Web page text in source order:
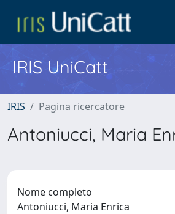
IRIS UniCatt
IRIS Pagina ricercatore
Antoniucci, Maria
Nome completo
Antoniucci, Maria Enrica